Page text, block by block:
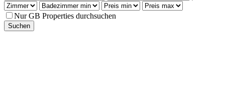
Nur GB Properties durchsuchen